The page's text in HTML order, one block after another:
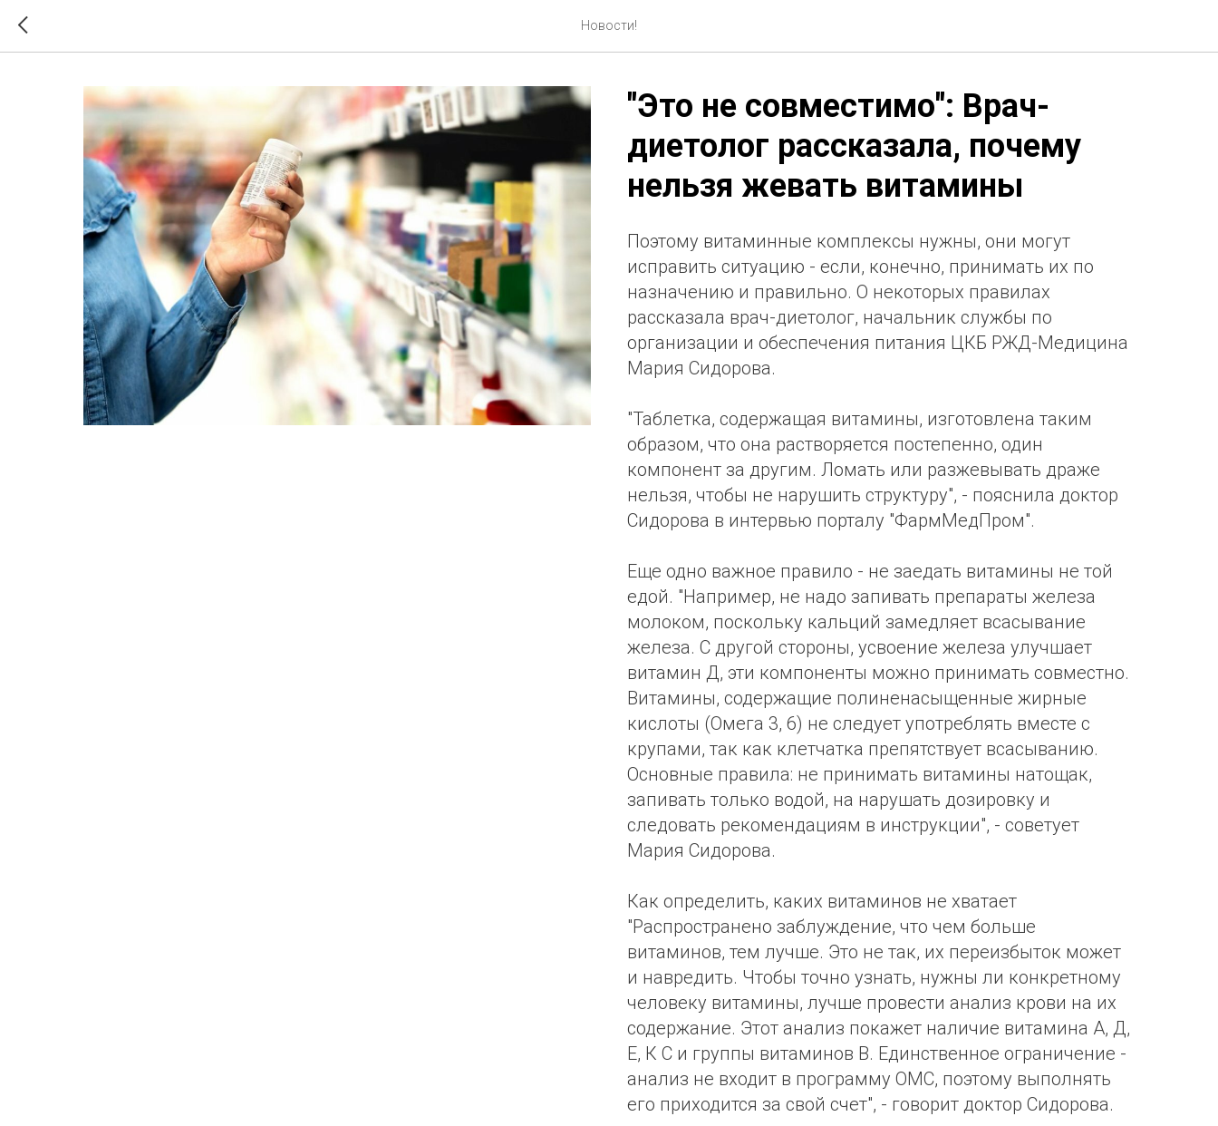
Новости!
"Это не совместимо": Врач-
диетолог рассказала, почему
нельзя жевать витамины
Поэтому витаминные комплексы нужны, они могут
исправить ситуацию - если, конечно, принимать их по
назначению и правильно. О некоторых правилах
рассказала врач-диетолог, начальник службы по
организации и обеспечения питания ЦКБ РЖД-Медицина
Мария Сидорова.
"Таблетка, содержащая витамины, изготовлена таким
образом, что она растворяется постепенно, один
компонент за другим. Ломать или разжевывать драже
нельзя, чтобы не нарушить структуру", - пояснила доктор
Сидорова в интервью порталу "ФармМедПром".
Еще одно важное правило - не заедать витамины не той
едой. "Например, не надо запивать препараты железа
молоком, поскольку кальций замедляет всасывание
железа. С другой стороны, усвоение железа улучшает
витамин Д, эти компоненты можно принимать совместно.
Витамины, содержащие полиненасыщенные жирные
кислоты (Омега 3, 6) не следует употреблять вместе с
крупами, так как клетчатка препятствует всасыванию.
Основные правила: не принимать витамины натощак,
запивать только водой, на нарушать дозировку и
следовать рекомендациям в инструкции", - советует
Мария Сидорова.
Как определить, каких витаминов не хватает
"Распространено заблуждение, что чем больше
витаминов, тем лучше. Это не так, их переизбыток может
и навредить. Чтобы точно узнать, нужны ли конкретному
человеку витамины, лучше провести анализ крови на их
содержание. Этот анализ покажет наличие витамина А, Д,
Е, К С и группы витаминов В. Единственное ограничение -
анализ не входит в программу ОМС, поэтому выполнять
его приходится за свой счет", - говорит доктор Сидорова.